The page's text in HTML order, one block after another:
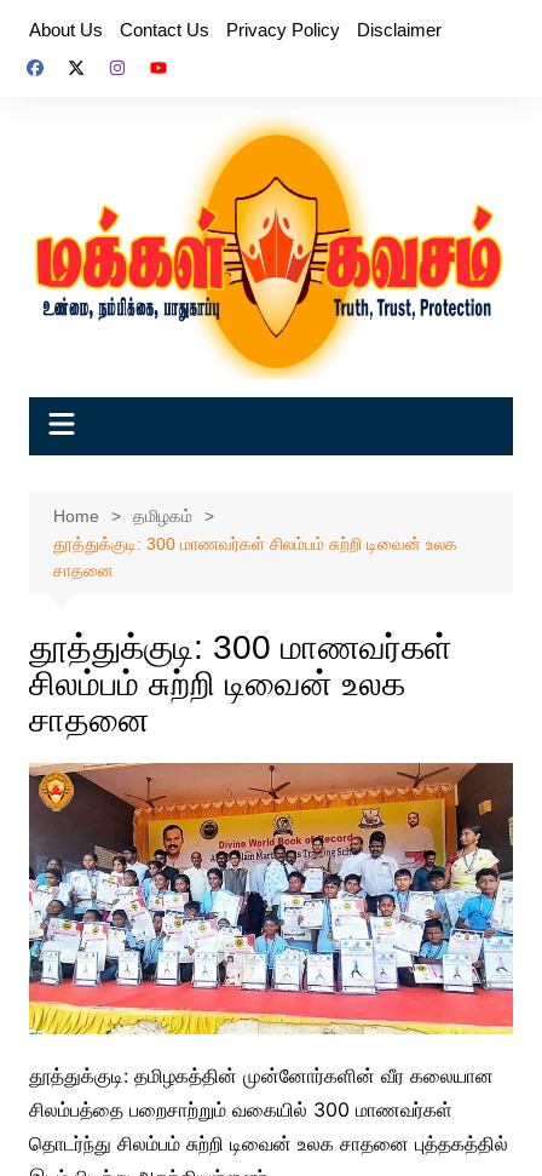
content
About Us Contact Us Privacy Policy Disclaimer
Home
தமிழகம்
தூத்துக்குடி: 300 மாணவர்கள் சிலம்பம் சுற்றி டிவைன் உலக
சாதனை
தூத்துக்குடி: 300 மாணவர்கள்
சிலம்பம் சுற்றி டிவைன் உலக
சாதனை
தூத்துக்குடி: தமிழகத்தின் முன்னோர்களின் வீர கலையான
சிலம்பத்தை பறைசாற்றும் வகையில் 300 மாணவர்கள்
தொடர்ந்து சிலம்பம் சுற்றி டிவைன் உலக சாதனை புத்தகத்தில்